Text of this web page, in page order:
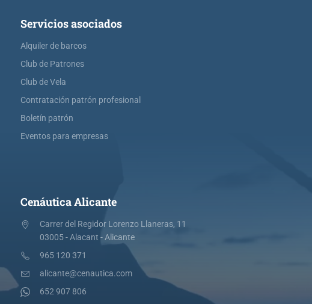
Servicios asociados
Alquiler de barcos
Club de Patrones
Club de Vela
Contratación patrón profesional
Boletín patrón
Eventos para empresas
Cenáutica Alicante
Carrer del Regidor Lorenzo Llaneras, 11
03005 - Alacant - Alicante
965 120 371
alicante@cenautica.com
652 907 806